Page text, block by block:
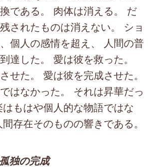
である。 肉体は消える。 だ
されたものは消えない。 ショ
個人の感情を超え、 人間の普
達した。 愛は彼を救った。
せた。 愛は彼を完成させた。
はなかった。 それは昇華だっ
もはや個人的な物語ではな
存在そのものの響きである。
独の完成